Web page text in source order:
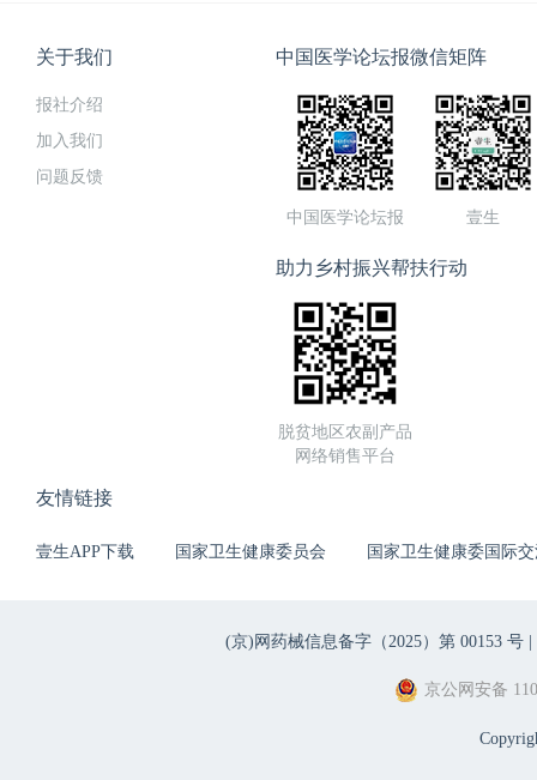
关于我们
报社介绍
加入我们
问题反馈
中国医学论坛报微信矩阵
中国医学论坛报 壹生
助力乡村振兴帮扶行动
脱贫地区农副产品
网络销售平台
友情链接
壹生APP下载 国家卫生健康委员会 国家卫生健康委国际
(京)网药械信息备字（2025）第 00153 号 |
京公网安备